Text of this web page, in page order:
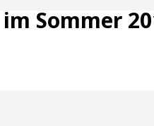
Sommer